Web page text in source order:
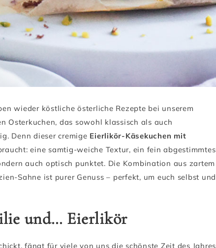
wieder köstliche österliche Rezepte bei unserem
Osterkuchen, das sowohl klassisch als auch
Denn dieser cremige Eierlikör-Käsekuchen mit
eine samtig-weiche Textur, ein fein abgestimmtes
auch optisch punktet. Die Kombination aus zartem
Sahne ist purer Genuss – perfekt, um euch selbst und
und… Eierlikör
fängt für viele von uns die schönste Zeit des Jahres